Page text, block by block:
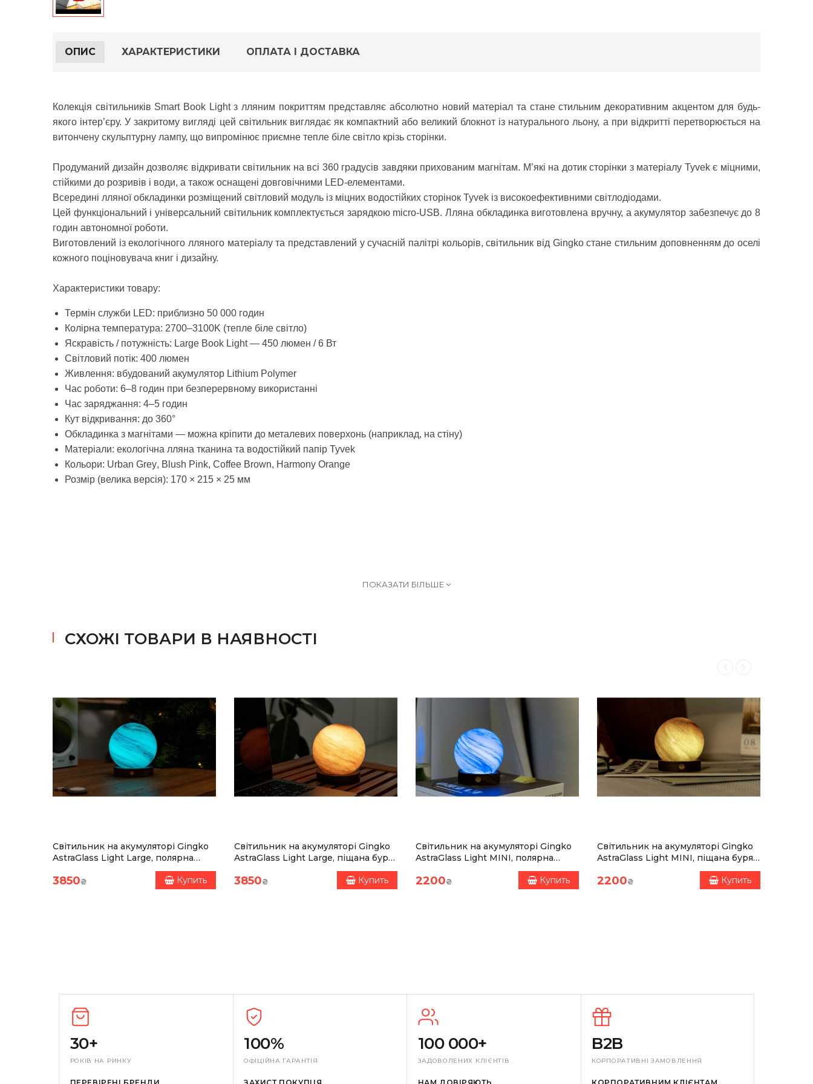
ОПИС ХАРАКТЕРИСТИКИ ОПЛАТА І ДОСТАВКА
Колекція світильників Smart Book Light з лляним покриттям представляє абсолютно новий матеріал та стане стильним декоративним акцентом для будь-
якого інтер’єру. У закритому вигляді цей світильник виглядає як компактний або великий блокнот із натурального льону, а при відкритті перетворюється на
витончену скульптурну лампу, що випромінює приємне тепле біле світло крізь сторінки.
Продуманий дизайн дозволяє відкривати світильник на всі 360 градусів завдяки прихованим магнітам. М’які на дотик сторінки з матеріалу Tyvek є міцними,
стійкими до розривів і води, а також оснащені довговічними LED-елементами.
Всередині лляної обкладинки розміщений світловий модуль із міцних водостійких сторінок Tyvek із високоефективними світлодіодами.
Цей функціональний і універсальний світильник комплектується зарядкою micro-USB. Лляна обкладинка виготовлена вручну, а акумулятор забезпечує до 8
годин автономної роботи.
Виготовлений із екологічного лляного матеріалу та представлений у сучасній палітрі кольорів, світильник від Gingko стане стильним доповненням до оселі
кожного поціновувача книг і дизайну.
Характеристики товару:
Термін служби LED: приблизно 50 000 годин
Колірна температура: 2700–3100K (тепле біле світло)
Яскравість / потужність: Large Book Light — 450 люмен / 6 Вт
Світловий потік: 400 люмен
Живлення: вбудований акумулятор Lithium Polymer
Час роботи: 6–8 годин при безперервному використанні
Час заряджання: 4–5 годин
Кут відкривання: до 360°
Обкладинка з магнітами — можна кріпити до металевих поверхонь (наприклад, на стіну)
Матеріали: екологічна лляна тканина та водостійкий папір Tyvek
Кольори: Urban Grey, Blush Pink, Coffee Brown, Harmony Orange
Розмір (велика версія): 170 × 215 × 25 мм
ПОКАЗАТИ БІЛЬШЕ
СХОЖІ ТОВАРИ В НАЯВНОСТІ
Світильник на акумуляторі Gingko
AstraGlass Light Large, полярна
хмара, 8 режимів освітлення
3850₴ Купить
Світильник на акумуляторі Gingko
AstraGlass Light Large, піщана буря,
3850₴ Купить
Світильник на акумуляторі Gingko
AstraGlass Light MINI, полярна
хмара, 8 режимів освітлення
2200₴ Купить
Світильник на акумуляторі Gingko
AstraGlass Light MINI, піщана буря,
2200₴ Купить
30+
РОКІВ НА РИНКУ
100%
ОФІЦІЙНА ГАРАНТІЯ
100 000+
ЗАДОВОЛЕНИХ КЛІЄНТІВ
B2B
КОРПОРАТИВНІ ЗАМОВЛЕННЯ